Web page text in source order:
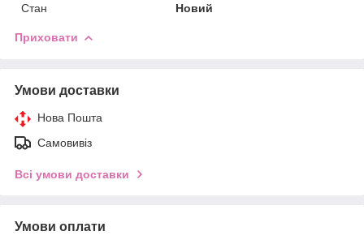
Стан
Новий
Приховати
Умови доставки
Нова Пошта
Самовивіз
Всі умови доставки
Умови оплати